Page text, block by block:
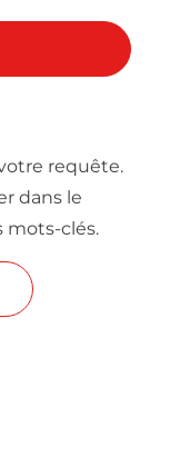
requête.
dans le
mots-clés.